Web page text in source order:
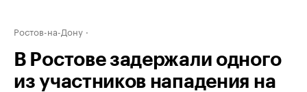
Ростов-на-Дону
В Ростове задержали одного
из участников нападения на